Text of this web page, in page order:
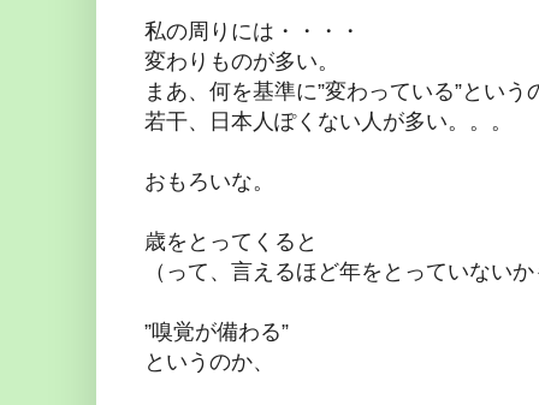
私の周りには・・・・
変わりものが多い。
まあ、何を基準に”変わっている”とい
若干、日本人ぽくない人が多い。。。
おもろいな。
歳をとってくると
（って、言えるほど年をとっていない
”嗅覚が備わる”
というのか、